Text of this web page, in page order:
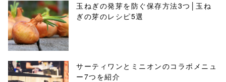
玉ねぎの発芽を防ぐ保存方法3つ│玉ね
ぎの芽のレシピ5選
サーティワンとミニオンのコラボメニュ
ー7つを紹介